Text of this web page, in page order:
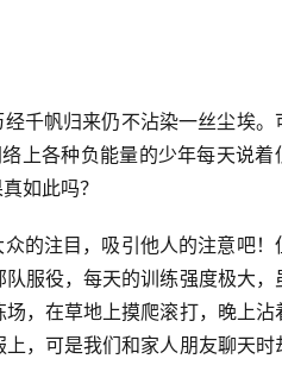
千帆归来仍不沾染一丝尘埃。
上各种负能量的少年每天说着
如此吗？
的注目，吸引他人的注意吧！
服役，每天的训练强度极大，
，在草地上摸爬滚打，晚上沾
，可是我们和家人朋友聊天时